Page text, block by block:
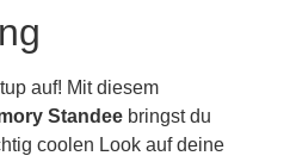
auf! Mit diesem
Standee bringst du
coolen Look auf deine